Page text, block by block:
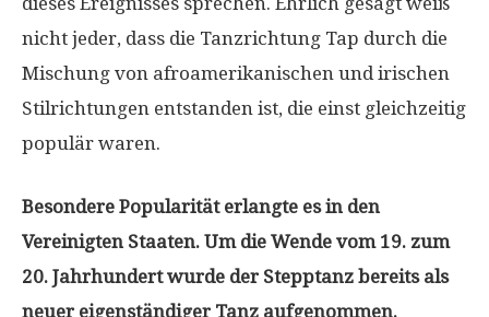
nicht jeder, dass die Tanzrichtung Tap durch die
Mischung von afroamerikanischen und irischen
Stilrichtungen entstanden ist, die einst gleichzeitig
populär waren.
Besondere Popularität erlangte es in den
Vereinigten Staaten. Um die Wende vom 19. zum
20. Jahrhundert wurde der Stepptanz bereits als
neuer eigenständiger Tanz aufgenommen.